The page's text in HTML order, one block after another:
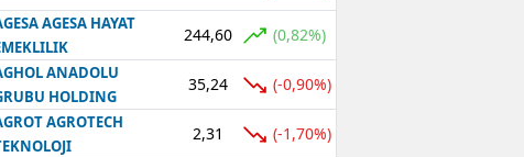
AGESA HAYAT
244,60 (0,82%)
ANADOLU
HOLDING
35,24 (-0,90%)
AGROTECH
2,31 (-1,70%)